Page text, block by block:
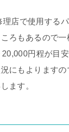
店で使用する
ろもあるので
円程が目
にもよります
ます。